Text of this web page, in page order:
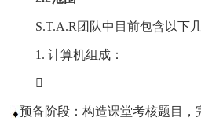
S.T.A.R团队中目前包含以下
1. 计算机组成：

预备阶段：构造课堂考核题目，